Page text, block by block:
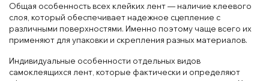
Общая особенность всех клейких лент — наличие клеевого
слоя, который обеспечивает надежное сцепление с
различными поверхностями. Именно поэтому чаще всего их
применяют для упаковки и скрепления разных материалов.
Индивидуальные особенности отдельных видов
самоклеящихся лент, которые фактически и определяют